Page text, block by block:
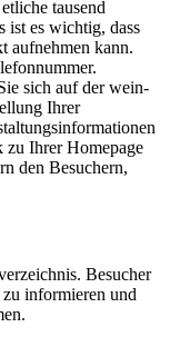
tausend
ist es wichtig, dass
aufnehmen kann.
sich auf der wein-
Ihrer
Ihrer Homepage
den Besuchern,
Besucher
informieren und